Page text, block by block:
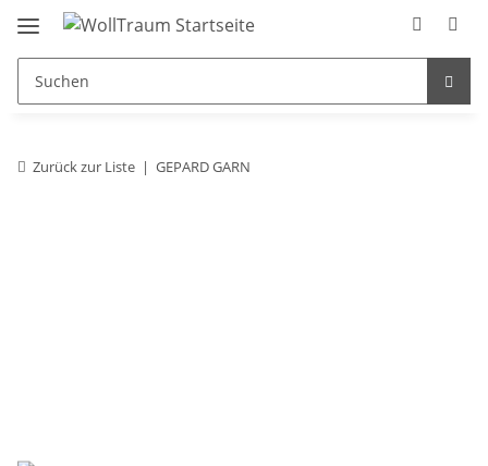
Zurück zur Liste GEPARD GARN